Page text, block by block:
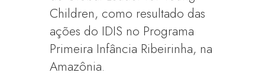
Children, como resultado das
ações do IDIS no Programa
Primeira Infância Ribeirinha, na
Amazônia.